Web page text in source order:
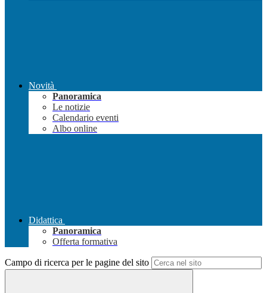
Novità
Panoramica
Le notizie
Calendario eventi
Albo online
Didattica
Panoramica
Offerta formativa
Campo di ricerca per le pagine del sito